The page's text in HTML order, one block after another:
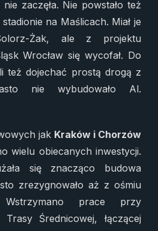
zaczęła. Nie powstało też
na Maślicach. Miał je
Żak, ale z projektu
Wrocław się wycofał. Do
też dojechać prostą drogą z
nie wybudowało Al.
jak Kraków i Chorzów
wielu obiecanych inwestycji.
się znacząco budowa
zrezygnowało aż z ośmiu
prace przy
Średnicowej, łączącej